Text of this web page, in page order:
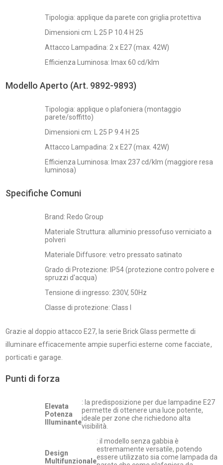
Tipologia: applique da parete con griglia protettiva
Dimensioni cm: L 25 P 10.4 H 25
Attacco Lampadina: 2 x E27 (max. 42W)
Efficienza Luminosa: Imax 60 cd/klm
Modello Aperto (Art. 9892-9893)
Tipologia: applique o plafoniera (montaggio
parete/soffitto)
Dimensioni cm: L 25 P 9.4 H 25
Attacco Lampadina: 2 x E27 (max. 42W)
Efficienza Luminosa: Imax 237 cd/klm (maggiore resa
luminosa)
Specifiche Comuni
Brand: Redo Group
Materiale Struttura: alluminio pressofuso verniciato a
polveri
Materiale Diffusore: vetro pressato satinato
Grado di Protezione: IP54 (protezione contro polvere e
spruzzi d'acqua)
Tensione di ingresso: 230V, 50Hz
Classe di protezione: Class I
Grazie al doppio attacco E27, la serie Brick Glass permette di
illuminare efficacemente ampie superfici esterne come facciate,
porticati e garage.
Punti di forza
Elevata
Potenza
Illuminante
: la predisposizione per due lampadine E27
permette di ottenere una luce potente,
ideale per zone che richiedono alta
visibilità.
Design
Multifunzionale
: il modello senza gabbia è
estremamente versatile, potendo
essere utilizzato sia come lampada da